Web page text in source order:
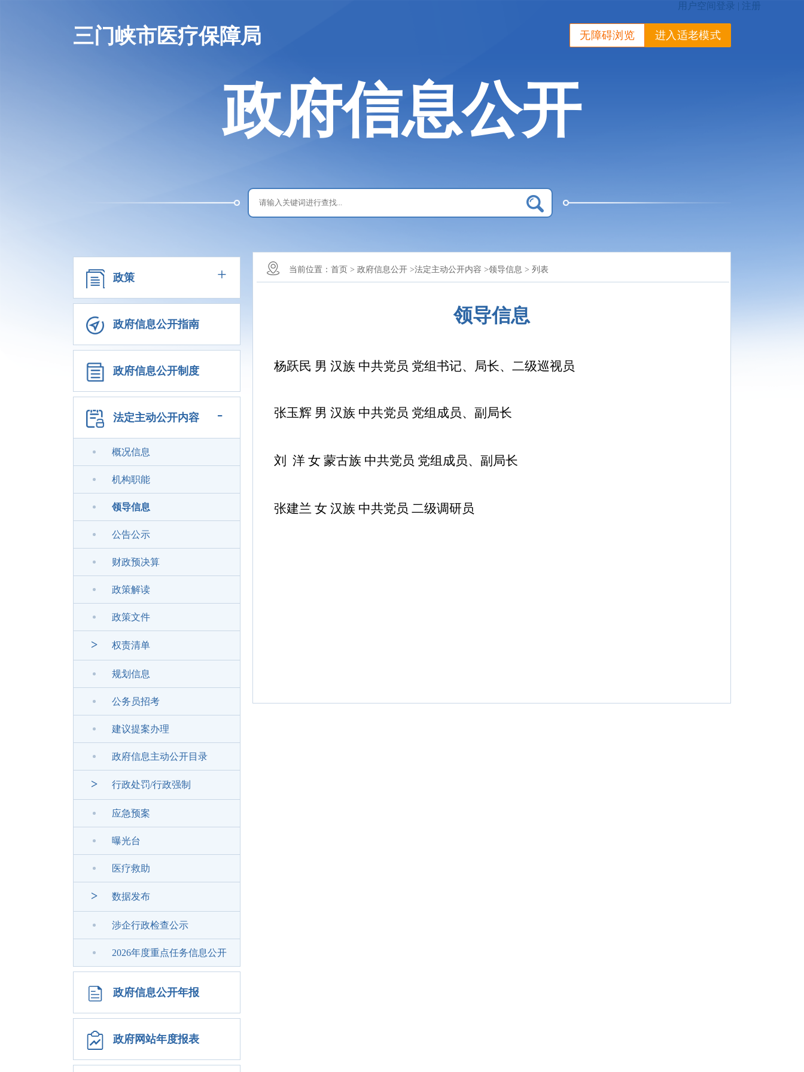
三门峡市医疗保障局 无障碍浏览 进入适老模式
政府信息公开
政策 +
政府信息公开指南
政府信息公开制度
法定主动公开内容 -
概况信息
机构职能
领导信息
公告公示
财政预决算
政策解读
政策文件
> 权责清单
规划信息
公务员招考
建议提案办理
政府信息主动公开目录
> 行政处罚/行政强制
应急预案
曝光台
医疗救助
> 数据发布
涉企行政检查公示
2026年度重点任务信息公开
政府信息公开年报
政府网站年度报表
当前位置： 首页 > 政府信息公开 >法定主动公开内容 >领导信息 > 列表
领导信息
杨跃民 男 汉族 中共党员 党组书记、局长、二级巡视员
张玉辉 男 汉族 中共党员 党组成员、副局长
刘 洋 女 蒙古族 中共党员 党组成员、副局长
张建兰 女 汉族 中共党员 二级调研员